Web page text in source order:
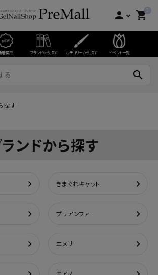
person 0
shopping_cart
着商品 ブランドから探す カテゴリーから探す イベント一覧
search
探す
ンドから探す
きまぐれキャット
プリアンファ
エメナ